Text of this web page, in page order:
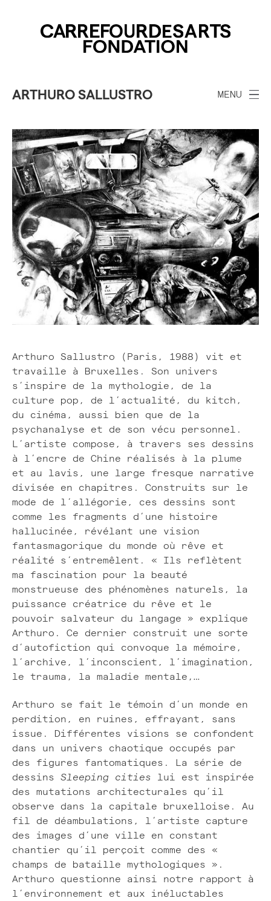
ARTHURO SALLUSTRO MENU
Arthuro Sallustro (Paris, 1988) vit et
travaille à Bruxelles. Son univers
s’inspire de la mythologie, de la
culture pop, de l’actualité, du kitch,
du cinéma, aussi bien que de la
psychanalyse et de son vécu personnel.
L’artiste compose, à travers ses dessins
à l’encre de Chine réalisés à la plume
et au lavis, une large fresque narrative
divisée en chapitres. Construits sur le
mode de l’allégorie, ces dessins sont
comme les fragments d’une histoire
hallucinée, révélant une vision
fantasmagorique du monde où rêve et
réalité s’entremêlent. « Ils reflètent
ma fascination pour la beauté
monstrueuse des phénomènes naturels, la
puissance créatrice du rêve et le
pouvoir salvateur du langage » explique
Arthuro. Ce dernier construit une sorte
d’autofiction qui convoque la mémoire,
l’archive, l’inconscient, l’imagination,
le trauma, la maladie mentale,…
Arthuro se fait le témoin d’un monde en
perdition, en ruines, effrayant, sans
issue. Différentes visions se confondent
dans un univers chaotique occupés par
des figures fantomatiques. La série de
dessinsSleeping cities lui est inspirée
des mutations architecturales qu’il
observe dans la capitale bruxelloise. Au
fil de déambulations, l’artiste capture
des images d’une ville en constant
chantier qu’il perçoit comme des «
champs de bataille mythologiques ».
Arthuro questionne ainsi notre rapport à
l’environnement et aux inéluctables